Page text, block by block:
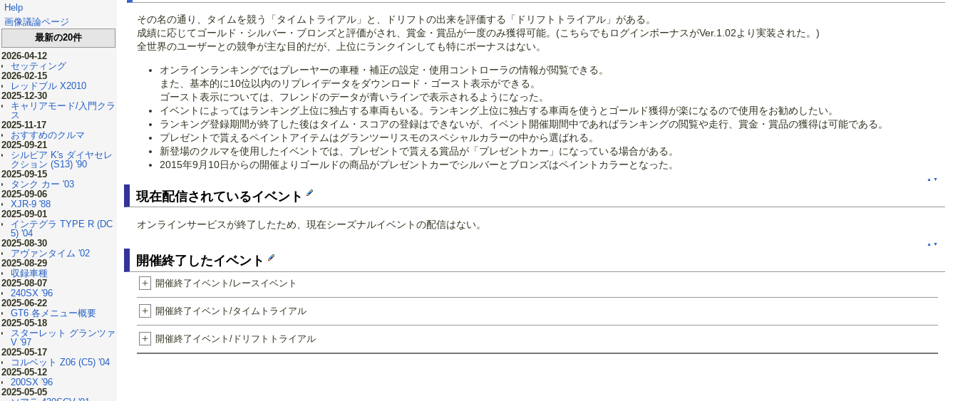
Help
画像議論ページ
最新の20件
2026-04-12
セッティング
2026-02-15
レッドブル X2010
2025-12-30
キャリアモード/入門クラ
ス
2025-11-17
おすすめのクルマ
2025-09-21
シルビア K's ダイヤセレ
クション (S13) '90
2025-09-15
タンク カー '03
2025-09-06
XJR-9 '88
2025-09-01
インテグラ TYPE R (DC
5) '04
2025-08-30
アヴァンタイム '02
2025-08-29
収録車種
2025-08-07
240SX '96
2025-06-22
GT6 各メニュー概要
2025-05-18
スターレット グランツァ
V '97
2025-05-17
コルベット Z06 (C5) '04
2025-05-12
200SX '96
2025-05-05
その名の通り、タイムを競う「タイムトライアル」と、ドリフトの出来を評価する「ドリフトトライアル」がある。
成績に応じてゴールド・シルバー・ブロンズと評価がされ、賞金・賞品が一度のみ獲得可能。(こちらでもログインボーナスがVer.1.02より実装された。)
全世界のユーザーとの競争が主な目的だが、上位にランクインしても特にボーナスはない。
オンラインランキングではプレーヤーの車種・補正の設定・使用コントローラの情報が閲覧できる。
また、基本的に10位以内のリプレイデータをダウンロード・ゴースト表示ができる。
ゴースト表示については、フレンドのデータが青いラインで表示されるようになった。
イベントによってはランキング上位に独占する車両もいる。ランキング上位に独占する車両を使うとゴールド獲得が楽になるので使用をお勧めしたい。
ランキング登録期間が終了した後はタイム・スコアの登録はできないが、イベント開催期間中であればランキングの閲覧や走行、賞金・賞品の獲得は可能である。
プレゼントで貰えるペイントアイテムはグランツーリスモのスペシャルカラーの中から選ばれる。
新登場のクルマを使用したイベントでは、プレゼントで貰える賞品が「プレゼントカー」になっている場合がある。
2015年9月10日からの開催よりゴールドの商品がプレゼントカーでシルバーとブロンズはペイントカラーとなった。
▲ ▼
現在配信されているイベント
オンラインサービスが終了したため、現在シーズナルイベントの配信はない。
▲ ▼
開催終了したイベント
+ 開催終了イベント/レースイベント
+ 開催終了イベント/タイムトライアル
+ 開催終了イベント/ドリフトトライアル